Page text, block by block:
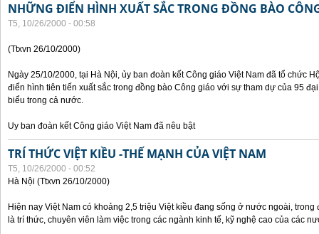
NHỮNG ĐIỂN HÌNH XUẤT SẮC TRONG ĐỒNG BÀO
T5, 10/26/2000 - 00:58
(Ttxvn 26/10/2000)
Ngày 25/10/2000, tại Hà Nội, ủy ban đoàn kết Công giáo Việt Nam đã tổ chức
điển hình tiên tiến xuất sắc trong đồng bào Công giáo với sự tham dự của 95
biểu trong cả nước.
Uy ban đoàn kết Công giáo Việt Nam đã nêu bật
TRÍ THỨC VIỆT KIỀU -THẾ MẠNH CỦA VIỆT NAM
T5, 10/26/2000 - 00:52
Hà Nội (Ttxvn 26/10/2000)
Hiện nay Việt Nam có khoảng 2,5 triệu Việt kiều đang sống ở nước ngoài,
là trí thức, chuyên viên làm việc trong các ngành kinh tế, kỹ nghệ cao của các